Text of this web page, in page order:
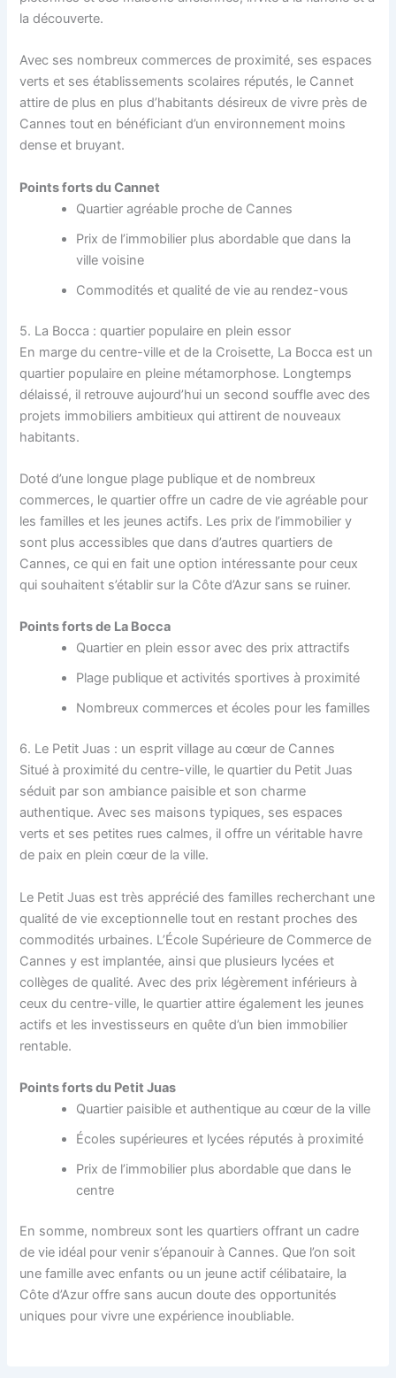
la découverte.
Avec ses nombreux commerces de proximité, ses espaces
verts et ses établissements scolaires réputés, le Cannet
attire de plus en plus d’habitants désireux de vivre près de
Cannes tout en bénéficiant d’un environnement moins
dense et bruyant.
Points forts du Cannet
Quartier agréable proche de Cannes
Prix de l’immobilier plus abordable que dans la
ville voisine
Commodités et qualité de vie au rendez-vous
5. La Bocca : quartier populaire en plein essor
En marge du centre-ville et de la Croisette, La Bocca est un
quartier populaire en pleine métamorphose. Longtemps
délaissé, il retrouve aujourd’hui un second souffle avec des
projets immobiliers ambitieux qui attirent de nouveaux
habitants.
Doté d’une longue plage publique et de nombreux
commerces, le quartier offre un cadre de vie agréable pour
les familles et les jeunes actifs. Les prix de l’immobilier y
sont plus accessibles que dans d’autres quartiers de
Cannes, ce qui en fait une option intéressante pour ceux
qui souhaitent s’établir sur la Côte d’Azur sans se ruiner.
Points forts de La Bocca
Quartier en plein essor avec des prix attractifs
Plage publique et activités sportives à proximité
Nombreux commerces et écoles pour les familles
6. Le Petit Juas : un esprit village au cœur de Cannes
Situé à proximité du centre-ville, le quartier du Petit Juas
séduit par son ambiance paisible et son charme
authentique. Avec ses maisons typiques, ses espaces
verts et ses petites rues calmes, il offre un véritable havre
de paix en plein cœur de la ville.
Le Petit Juas est très apprécié des familles recherchant une
qualité de vie exceptionnelle tout en restant proches des
commodités urbaines. L’École Supérieure de Commerce de
Cannes y est implantée, ainsi que plusieurs lycées et
collèges de qualité. Avec des prix légèrement inférieurs à
ceux du centre-ville, le quartier attire également les jeunes
actifs et les investisseurs en quête d’un bien immobilier
rentable.
Points forts du Petit Juas
Quartier paisible et authentique au cœur de la ville
Écoles supérieures et lycées réputés à proximité
Prix de l’immobilier plus abordable que dans le
centre
En somme, nombreux sont les quartiers offrant un cadre
de vie idéal pour venir s’épanouir à Cannes. Que l’on soit
une famille avec enfants ou un jeune actif célibataire, la
Côte d’Azur offre sans aucun doute des opportunités
uniques pour vivre une expérience inoubliable.